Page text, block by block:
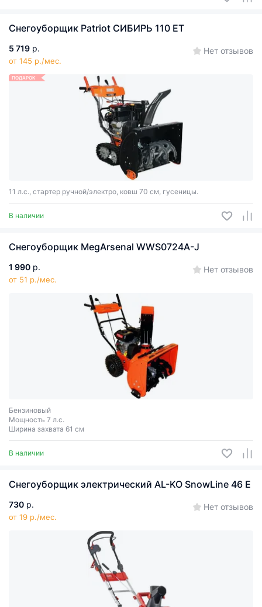
Снегоуборщик Patriot СИБИРЬ 110 ЕT
5 719 р.
от 145 р./мес.
Нет отзывов
ПОДАРОК
11 л.с., стартер ручной/электро, ковш 70 см, гусеницы.
В наличии
Снегоуборщик MegArsenal WWS0724A-J
1 990 р.
от 51 р./мес.
Нет отзывов
Бензиновый
Мощность 7 л.с.
Ширина захвата 61 см
В наличии
Снегоуборщик электрический AL-KO SnowLine 46 E
730 р.
от 19 р./мес.
Нет отзывов